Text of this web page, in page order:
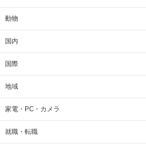
動物
国内
国際
地域
家電・PC・カメラ
就職・転職